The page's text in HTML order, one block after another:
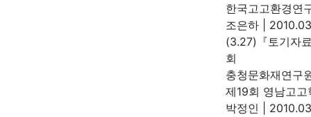
한국고고환경연
조은하
(3.27)『토기자
회
충청문화재연구
제19회 영남고
박정인